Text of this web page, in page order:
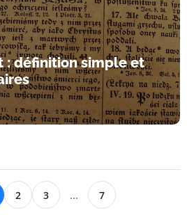
: définition simple et
2 3 ... 7